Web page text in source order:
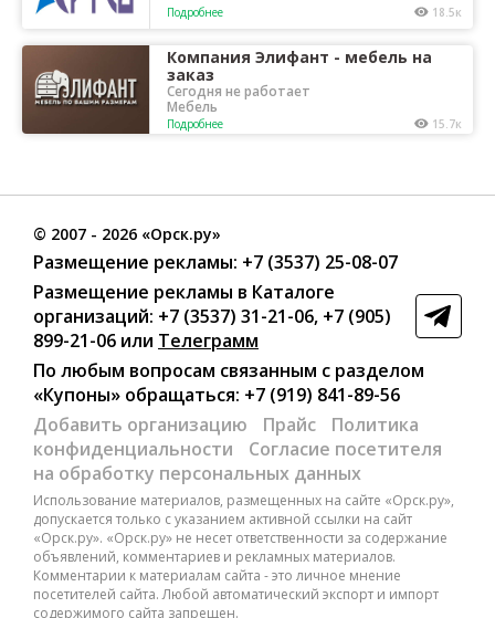
Подробнее 18.5к
Компания Элифант - мебель на
заказ
Сегодня не работает
Мебель
Подробнее 15.7к
© 2007 - 2026 «Орск.ру»
Размещение рекламы: +7 (3537) 25-08-07
Размещение рекламы в Каталоге
организаций: +7 (3537) 31-21-06, +7 (905)
899-21-06 или Телеграмм
По любым вопросам связанным с разделом
«Купоны» обращаться: +7 (919) 841-89-56
Добавить организацию
Прайс
Политика
конфиденциальности
Согласие посетителя
на обработку персональных данных
Использование материалов, размещенных на сайте «Орск.ру»,
допускается только с указанием активной ссылки на сайт
«Орск.ру». «Орск.ру» не несет ответственности за содержание
объявлений, комментариев и рекламных материалов.
Комментарии к материалам сайта - это личное мнение
посетителей сайта. Любой автоматический экспорт и импорт
содержимого сайта запрещен.